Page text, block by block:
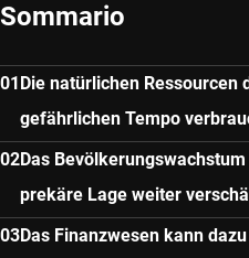
Sommario
Die natürlichen Ressourcen
gefährlichen Tempo
Das
prekäre Lage weiter
Das Finanzwesen kann